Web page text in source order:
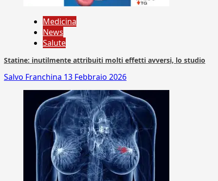
Medicina
News
Salute
Statine: inutilmente attribuiti molti effetti avversi, lo studio
Salvo Franchina 13 Febbraio 2026